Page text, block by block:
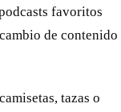
favoritos
de contenido
tazas o